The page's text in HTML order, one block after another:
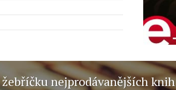
nejprodávanějších